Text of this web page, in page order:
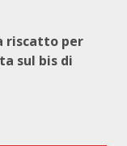
riscatto per
sul bis di